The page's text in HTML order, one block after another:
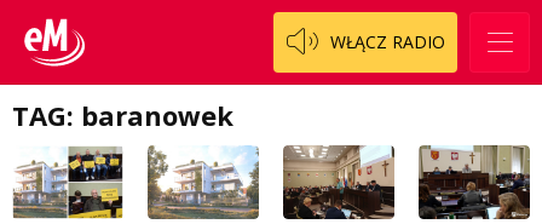
WŁĄCZ RADIO
TAG: baranowek